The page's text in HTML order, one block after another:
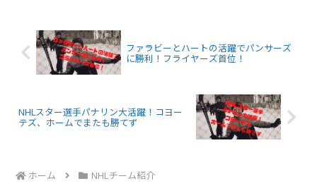
ファラビーとハートの活躍でパンサーズ
に勝利！フライヤーズ首位！
NHLスター選手パナリン大活躍！コヨー
テズ、ホームでまたも勝てず
ホーム NHLチーム紹介